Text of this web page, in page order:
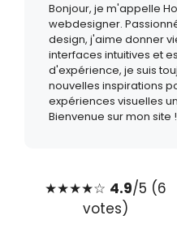
Bonjour, je m'appelle
webdesigner.
design, j'aime donner
interfaces intuitives et
d'expérience, je suis
nouvelles inspirations
expériences visuelles
Bienvenue sur mon site !
★★★★☆ 4.9/5 (6
votes)